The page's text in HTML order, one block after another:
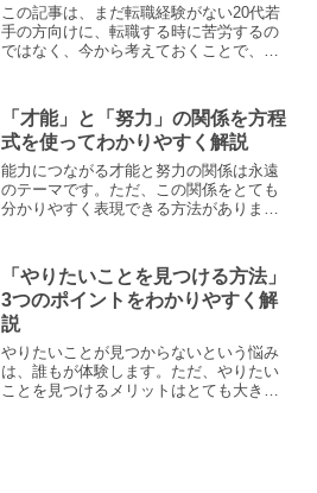
この記事は、まだ転職経験がない20代若
手の方向けに、転職する時に苦労するの
ではなく、今から考えておくことで、書
わかりやすく解説します。
「才能」と「努力」の関係を方程
式を使ってわかりやすく解説
能力につながる才能と努力の関係は永遠
のテーマです。ただ、この関係をとても
分かりやすく表現できる方法がありま
す。
「やりたいことを見つける方法」
3つのポイントをわかりやすく解
説
やりたいことが見つからないという悩み
は、誰もが体験します。ただ、やりたい
ことを見つけるメリットはとても大きい